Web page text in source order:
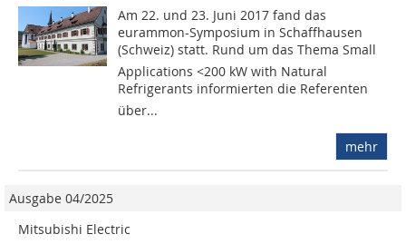
Am 22. und 23. Juni 2017 fand das
eurammon-Symposium in Schaffhausen
(Schweiz) statt. Rund um das Thema Small
Applications <200 kW with Natural
Refrigerants informierten die Referenten
über...
mehr
Ausgabe 04/2025
Mitsubishi Electric